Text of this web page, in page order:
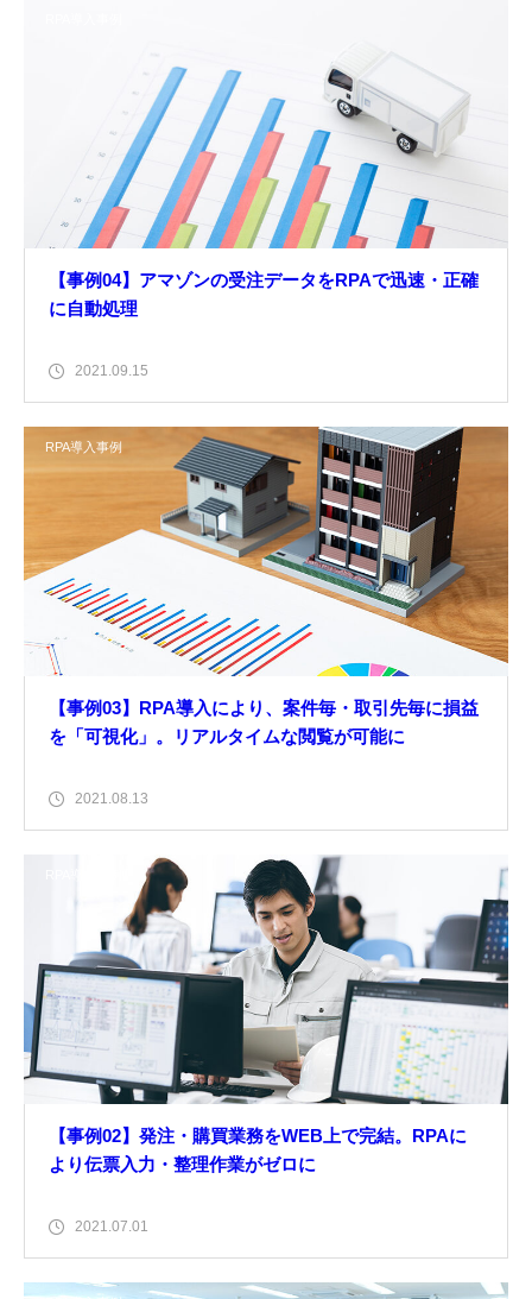
【事例04】アマゾンの受注データをRPAで迅速・正確
に自動処理
2021.09.15
RPA導入事例
【事例03】RPA導入により、案件毎・取引先毎に損益
を「可視化」。リアルタイムな閲覧が可能に
2021.08.13
【事例02】発注・購買業務をWEB上で完結。RPAに
より伝票入力・整理作業がゼロに
2021.07.01